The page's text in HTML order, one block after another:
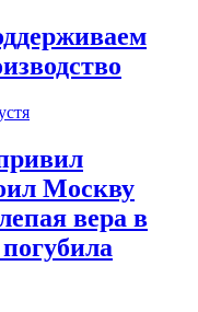
Москву
вера в